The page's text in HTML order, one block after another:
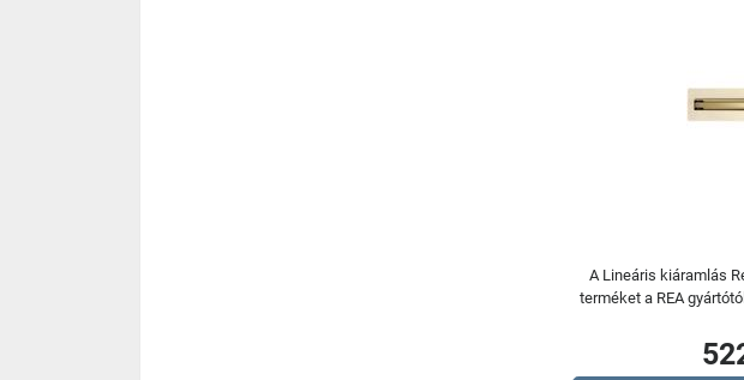
A Lineáris kiáramlás
terméket a REA